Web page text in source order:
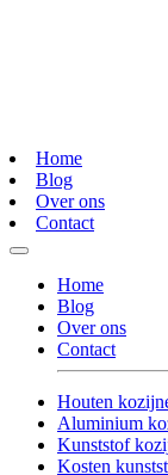
Home
Blog
Over ons
Contact
Home
Blog
Over ons
Contact
Houten
Aluminium
Kunststof
Kosten